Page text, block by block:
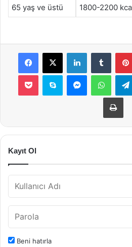
65 yaş ve üstü 1800-2200
Facebook
X LinkedInTumblr
Pocket Skype Messenger
Kayıt Ol
Beni hatırla